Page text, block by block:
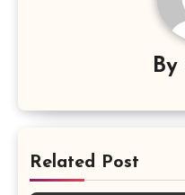
By
Related Post